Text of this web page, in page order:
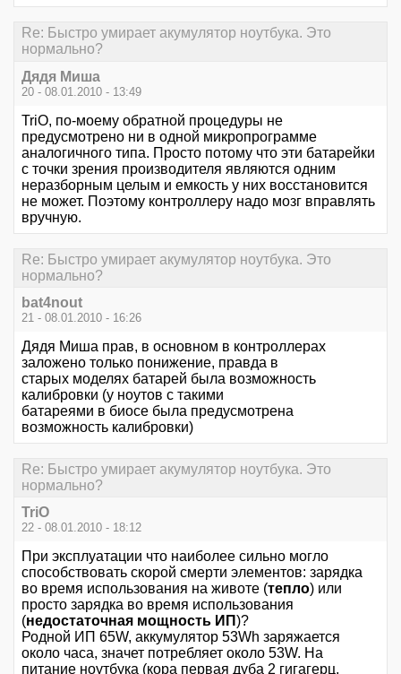
Re: Быстро умирает акумулятор ноутбука. Это
нормально?
Дядя Миша
20 - 08.01.2010 - 13:49
TriO, по-моему обратной процедуры не
предусмотрено ни в одной микропрограмме
аналогичного типа. Просто потому что эти батарейки
с точки зрения производителя являются одним
неразборным целым и емкость у них восстановится
не может. Поэтому контроллеру надо мозг вправлять
вручную.
Re: Быстро умирает акумулятор ноутбука. Это
нормально?
bat4nout
21 - 08.01.2010 - 16:26
Дядя Миша прав, в основном в контроллерах
заложено только понижение, правда в
старых моделях батарей была возможность
калибровки (у ноутов с такими
батареями в биосе была предусмотрена
возможность калибровки)
Re: Быстро умирает акумулятор ноутбука. Это
нормально?
TriO
22 - 08.01.2010 - 18:12
При эксплуатации что наиболее сильно могло
способствовать скорой смерти элементов: зарядка
во время использования на животе (тепло) или
просто зарядка во время использования
(недостаточная мощность ИП)?
Родной ИП 65W, аккумулятор 53Wh заряжается
около часа, значет потребляет около 53W. На
питание ноутбука (кора первая дуба 2 гигагерц,